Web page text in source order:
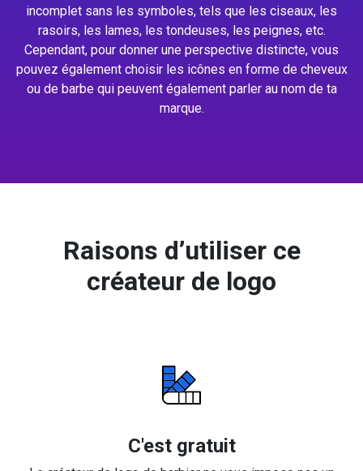
incomplet sans les symboles, tels que les ciseaux, les
rasoirs, les lames, les tondeuses, les peignes, etc.
Cependant, pour donner une perspective distincte, vous
pouvez également choisir les icônes en forme de cheveux
ou de barbe qui peuvent également parler au nom de ta
marque.
Raisons d’utiliser ce
créateur de logo
C'est gratuit